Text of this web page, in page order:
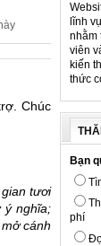
Chúc
tươi
ý nghĩa;
cánh
lĩnh
nhằm
viên
kiến
thức
Bạn
phí